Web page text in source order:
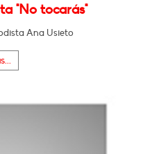
"No tocarás"
Ana Usieto